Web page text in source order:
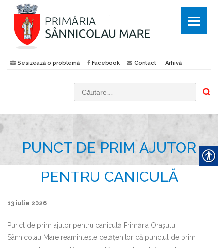
Sesizează o problemă Facebook Contact Arhivă
:
PUNCT DE PRIM AJUTOR
PENTRU CANICULĂ
13 iulie 2026
Punct de prim ajutor pentru caniculă Primăria Orașului
Sânnicolau Mare reamintește cetățenilor că punctul de prim